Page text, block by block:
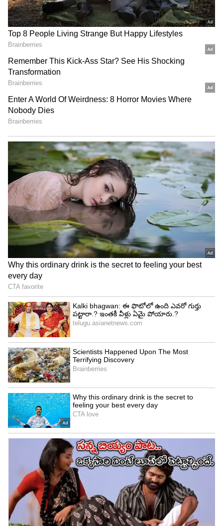
MS Raju: మా నాన్నతో సినిమా
చేస్తున్నప్పుడే చిరంజీవికి
పెళ్లయింది, రాంచరణ్ తో గోల్డెన్
ఛాన్స్ మిస్ చేసుకున్నా
Sobhita Dhulipala:
తెలుగమ్మాయి, పైగా అక్కినేని
కోడలు.. శోభితకి టాలీవుడ్‌లో నో
LATEST VIDEOS
చీరను నేసిన సీఎం చంద్రబాబు | CM
Chandrababu Chirala tour | Asianet
Telugu
బంగాళాఖాతంలో అల్పపీడనం...ఇక ఏపీలో
దంచుడే | Asianet News Telugu